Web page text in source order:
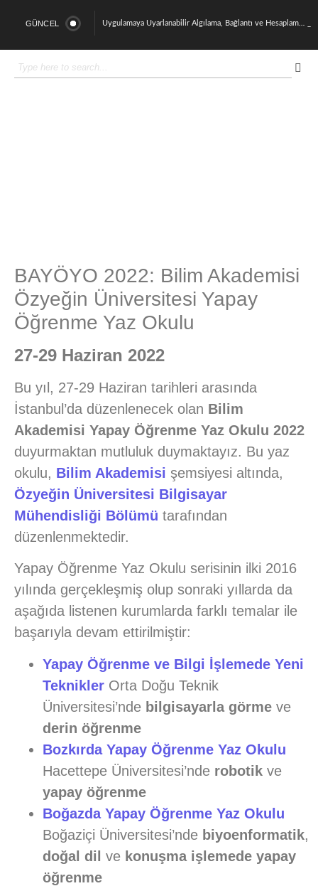
GÜNCEL
OzU AI Platformu 2026 Yılına Güçlü Bir Başlangıç Yaptı
BAYÖYO 2022: Bilim Akademisi
Özyeğin Üniversitesi Yapay
Öğrenme Yaz Okulu
27-29 Haziran 2022
Bu yıl, 27-29 Haziran tarihleri arasında
İstanbul’da düzenlenecek olan Bilim
Akademisi Yapay Öğrenme Yaz Okulu 2022
duyurmaktan mutluluk duymaktayız. Bu yaz
okulu, Bilim Akademisi şemsiyesi altında,
Özyeğin Üniversitesi Bilgisayar
Mühendisliği Bölümü tarafından
düzenlenmektedir.
Yapay Öğrenme Yaz Okulu serisinin ilki 2016
yılında gerçekleşmiş olup sonraki yıllarda da
aşağıda listenen kurumlarda farklı temalar ile
başarıyla devam ettirilmiştir:
Yapay Öğrenme ve Bilgi İşlemede Yeni
Teknikler Orta Doğu Teknik
Üniversitesi’nde bilgisayarla görme ve
derin öğrenme
Bozkırda Yapay Öğrenme Yaz Okulu
Hacettepe Üniversitesi’nde robotik ve
yapay öğrenme
Boğazda Yapay Öğrenme Yaz Okulu
Boğaziçi Üniversitesi’nde biyoenformatik,
doğal dil
ve konuşma işlemede yapay
öğrenme